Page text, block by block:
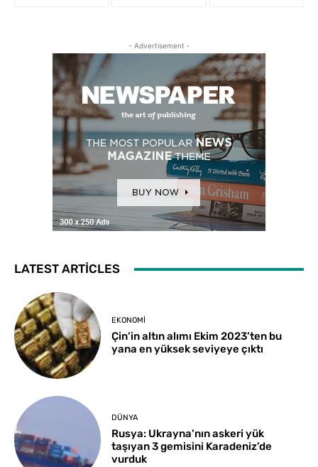
- Advertisement -
LATEST ARTICLES
EKONOMI
Çin’in altın alımı Ekim 2023’ten bu
yana en yüksek seviyeye çıktı
DÜNYA
Rusya: Ukrayna’nın askeri yük
taşıyan 3 gemisini Karadeniz’de
vurduk